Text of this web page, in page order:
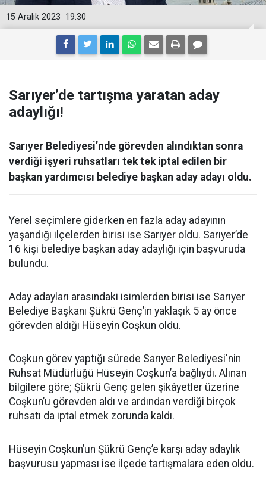
19:30
15 Aralık 2023
Sarıyer’de tartışma yaratan aday
adaylığı!
Sarıyer Belediyesi’nde görevden alındıktan sonra
verdiği işyeri ruhsatları tek tek iptal edilen bir
başkan yardımcısı belediye başkan aday adayı oldu.
Yerel seçimlere giderken en fazla aday adayının
yaşandığı ilçelerden birisi ise Sarıyer oldu. Sarıyer’de
16 kişi belediye başkan aday adaylığı için başvuruda
bulundu.
Aday adayları arasındaki isimlerden birisi ise Sarıyer
Belediye Başkanı Şükrü Genç’in yaklaşık 5 ay önce
görevden aldığı Hüseyin Coşkun oldu.
Coşkun görev yaptığı sürede Sarıyer Belediyesi'nin
Ruhsat Müdürlüğü Hüseyin Coşkun’a bağlıydı. Alınan
bilgilere göre; Şükrü Genç gelen şikâyetler üzerine
Coşkun’u görevden aldı ve ardından verdiği birçok
ruhsatı da iptal etmek zorunda kaldı.
Hüseyin Coşkun’un Şükrü Genç’e karşı aday adaylık
başvurusu yapması ise ilçede tartışmalara eden oldu.